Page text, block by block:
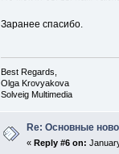
Заранее спасибо.
Best Regards,
Olga Krovyakova
Solveig Multimedia
Re: Основные
« Reply #6 on: